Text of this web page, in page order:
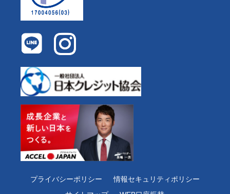
プライバシーポリシー
情報セキュリティポリシー